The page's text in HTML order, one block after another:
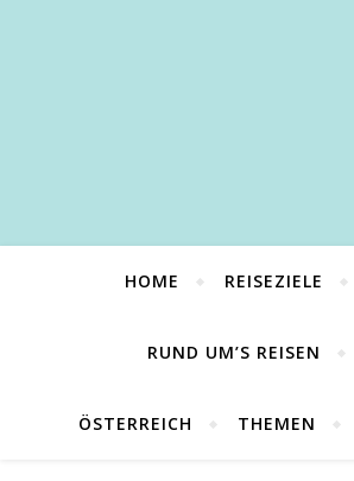
HOME REISEZIELE
RUND UM’S REISEN
ÖSTERREICH THEMEN